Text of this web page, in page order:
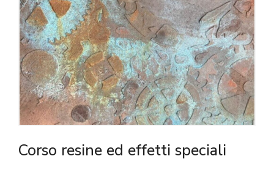
Corso resine ed effetti speciali